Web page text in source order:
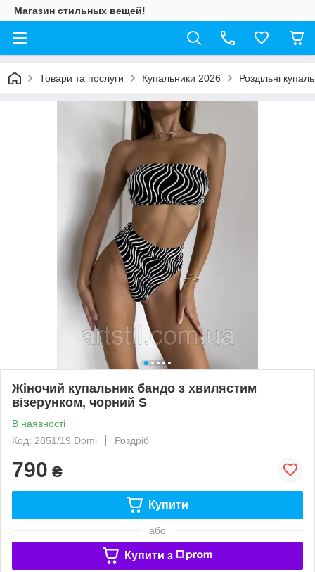
Магазин стильных вещей!
Товари та послуги Купальники 2026 Роздільні
Жіночий купальник бандо з хвилястим
візерунком, чорний S
В наявності
Код: 2851/19 Domi
Роздріб
790 ₴
Купити
або
Купити з